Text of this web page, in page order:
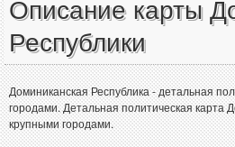
Описание карты
Республики
Доминиканская Республика - детальная
городами. Детальная политическая карта
крупными городами.